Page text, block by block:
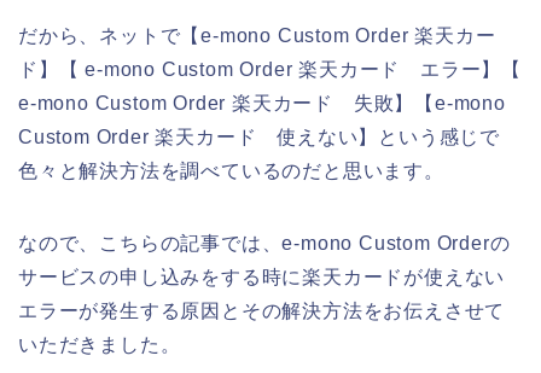
だから、ネットで【e-mono Custom Order 楽天カー
ド】【 e-mono Custom Order 楽天カード エラー】【
e-mono Custom Order 楽天カード 失敗】【e-mono
Custom Order 楽天カード 使えない】という感じで
色々と解決方法を調べているのだと思います。
なので、こちらの記事では、e-mono Custom Orderの
サービスの申し込みをする時に楽天カードが使えない
エラーが発生する原因とその解決方法をお伝えさせて
いただきました。